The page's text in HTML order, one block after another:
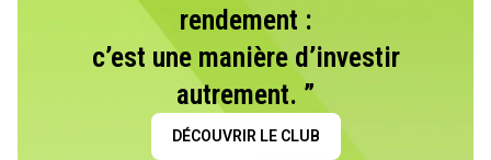
rendement :
c’est une manière d’investir
autrement. ”
DÉCOUVRIR LE CLUB